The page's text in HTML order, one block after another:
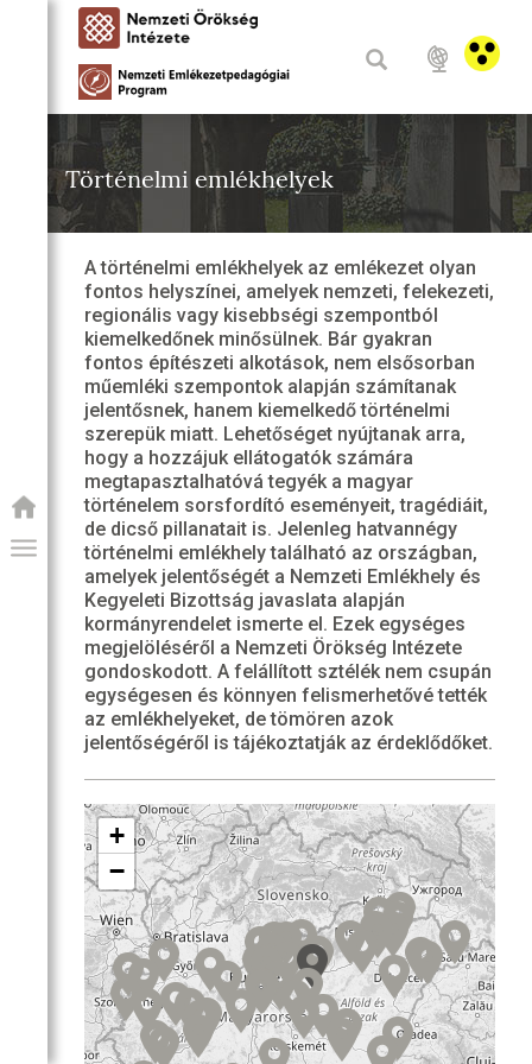
PROGRAM
Történelmi emlékhelyek
A történelmi emlékhelyek az emlékezet olyan
fontos helyszínei, amelyek nemzeti, felekezeti,
regionális vagy kisebbségi szempontból
kiemelkedőnek minősülnek. Bár gyakran
fontos építészeti alkotások, nem elsősorban
műemléki szempontok alapján számítanak
jelentősnek, hanem kiemelkedő történelmi
szerepük miatt. Lehetőséget nyújtanak arra,
hogy a hozzájuk ellátogatók számára
megtapasztalhatóvá tegyék a magyar
történelem sorsfordító eseményeit, tragédiáit,
de dicső pillanatait is. Jelenleg hatvannégy
történelmi emlékhely található az országban,
amelyek jelentőségét a Nemzeti Emlékhely és
Kegyeleti Bizottság javaslata alapján
kormányrendelet ismerte el. Ezek egységes
megjelöléséről a Nemzeti Örökség Intézete
gondoskodott. A felállított sztélék nem csupán
egységesen és könnyen felismerhetővé tették
az emlékhelyeket, de tömören azok
jelentőségéről is tájékoztatják az érdeklődőket.
+
−